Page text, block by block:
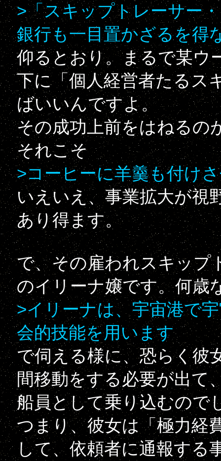
>「スキップトレーサー
銀行も一目置かざるを得
仰るとおり。まるで某ウ
下に「個人経営者たるス
ばいいんですよ。
その成功上前をはねるの
それこそ
>コーヒーに羊羹も付け
いえいえ、事業拡大が視
あり得ます。
で、その雇われスキップ
のイリーナ嬢です。何歳
>イリーナは、宇宙港で
会的技能を用います
で伺える様に、恐らく彼
間移動をする必要が出て
船員として乗り込むので
つまり、彼女は「極力経
して、依頼者に通報する